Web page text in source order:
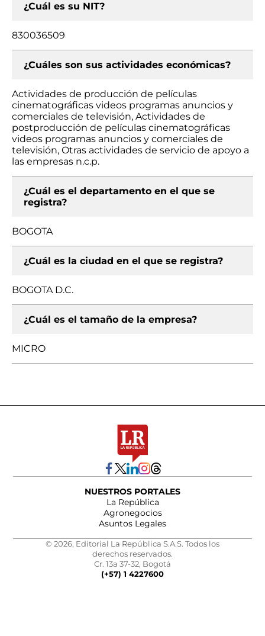
¿Cuál es su NIT?
830036509
¿Cuáles son sus actividades económicas?
Actividades de producción de películas
cinematográficas videos programas anuncios y
comerciales de televisión, Actividades de
postproducción de películas cinematográficas
videos programas anuncios y comerciales de
televisión, Otras actividades de servicio de apoyo a
las empresas n.c.p.
¿Cuál es el departamento en el que se
registra?
BOGOTA
¿Cuál es la ciudad en el que se registra?
BOGOTA D.C.
¿Cuál es el tamaño de la empresa?
MICRO
NUESTROS PORTALES
La República
Agronegocios
Asuntos Legales
© 2026, Editorial La República S.A.S. Todos los
derechos reservados.
Cr. 13a 37-32, Bogotá
(+57) 1 4227600